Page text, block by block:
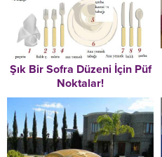
Şık Bir Sofra Düzeni İçin Püf
Noktalar!